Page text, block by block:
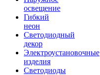
освещение
Гибкий
неон
Светодиодный
декор
Электроустановочные
изделия
Светодиоды